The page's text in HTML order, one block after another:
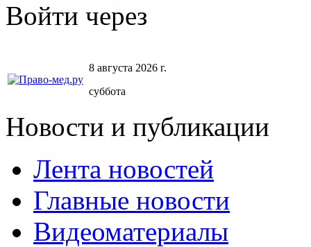
Войти через
8 августа 2026 г.
суббота
Новости и публикации
Лента новостей
Главные новости
Видеоматериалы